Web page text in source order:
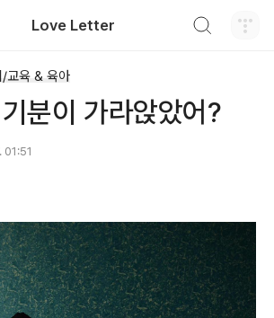
Love Letter
/교육 & 육아
분이 가라앉았어?
01:51